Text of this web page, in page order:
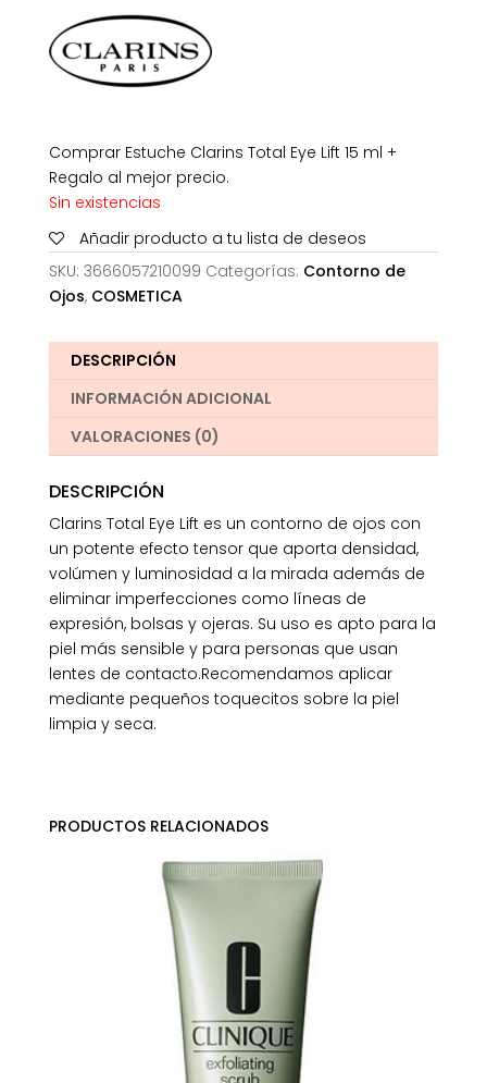
82,50€.
Comprar Estuche Clarins Total Eye Lift 15 ml +
Regalo al mejor precio.
Sin existencias
Añadir producto a tu lista de deseos
SKU: 3666057210099 Categorías: Contorno de
Ojos, COSMETICA
DESCRIPCIÓN
INFORMACIÓN ADICIONAL
VALORACIONES (0)
DESCRIPCIÓN
Clarins Total Eye Lift es un contorno de ojos con
un potente efecto tensor que aporta densidad,
volúmen y luminosidad a la mirada además de
eliminar imperfecciones como líneas de
expresión, bolsas y ojeras. Su uso es apto para la
piel más sensible y para personas que usan
lentes de contacto.Recomendamos aplicar
mediante pequeños toquecitos sobre la piel
limpia y seca.
PRODUCTOS RELACIONADOS